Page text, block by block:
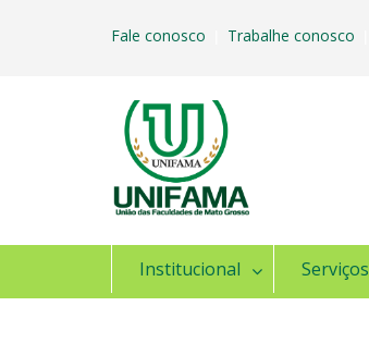
Fale conosco Trabalhe conosco
Institucional Serviços